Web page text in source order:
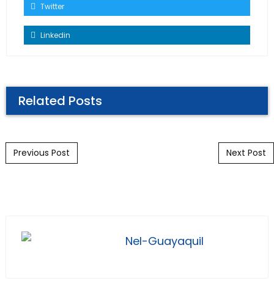
Twitter
Linkedin
Related Posts
Post navigation
Previous Post Next Post
Nel-Guayaquil